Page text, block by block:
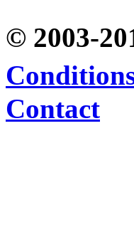
© 2003-
Contact